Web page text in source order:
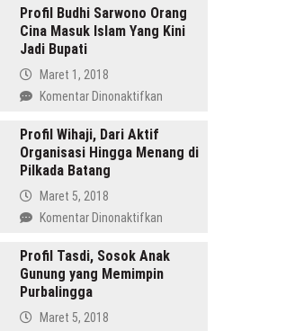
Daulay,
SH
Yang
Periode
Profil Budhi Sarwono Orang
Cina Masuk Islam Yang Kini
Jadi Bupati
Maret 1, 2018
Komentar Dinonaktifkanpada
Sarwono
Islam
Kini
Jadi
Profil Wihaji, Dari Aktif
Organisasi Hingga Menang di
Pilkada Batang
Maret 5, 2018
Komentar Dinonaktifkanpada
Wihaji,
Dari
Profil Tasdi, Sosok Anak
Gunung yang Memimpin
Purbalingga
Maret 5, 2018